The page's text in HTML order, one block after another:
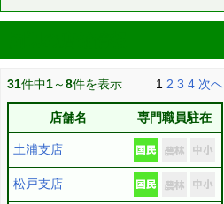
31件中1～8件を表示 1 2 3 4 次へ
店舗名 専門職員駐在
土浦支店
松戸支店